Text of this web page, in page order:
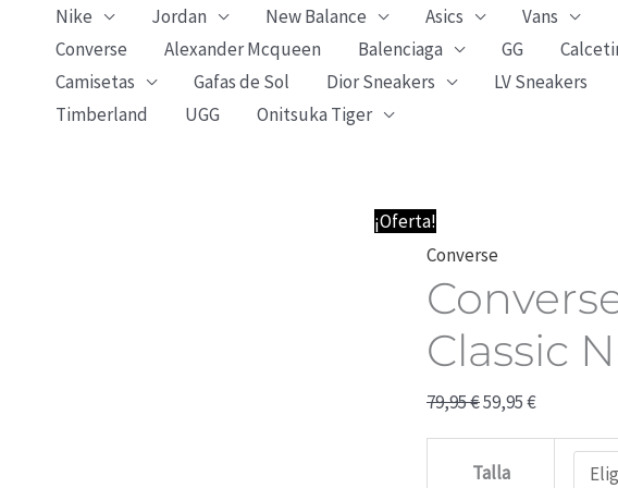
Nike Jordan New Balance Asics
Vans
Converse
Alexander Mcqueen Balenciaga GG
Camisetas
Gafas de Sol Dior Sneakers
LV Sneakers
Timberland
UGG Onitsuka Tiger
¡Oferta!
Converse
Classic
79,95€
precio
original
era:
79,95 €.
59,95€
actual
es:
59,95 €.
Talla
Taylor
All
Star
Classic